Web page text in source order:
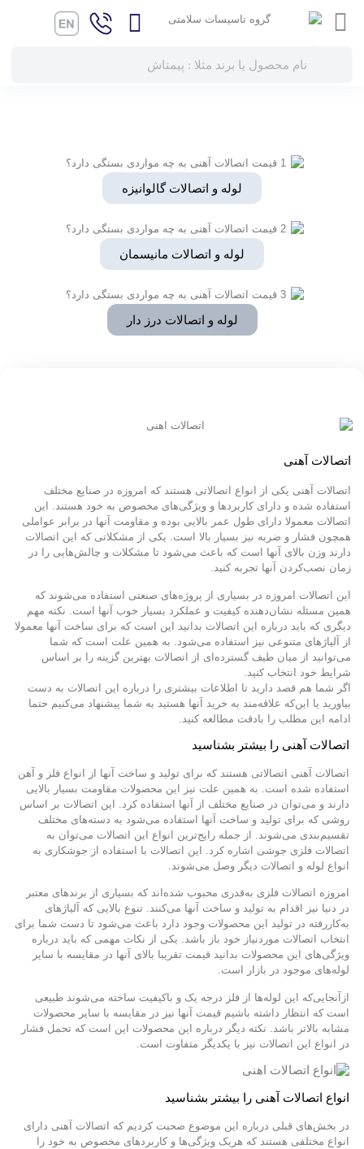
لوله و اتصالات گالوانیزه
لوله و اتصالات مانیسمان
لوله و اتصالات درز دار
اتصالات آهنی ​
اتصالات آهنی یکی از انواع اتصالاتی هستند که امروزه در صنایع مختلف
استفاده شده و دارای کاربردها و ویژگی‌های مخصوص به خود هستند. این
اتصالات معمولا دارای طول عمر بالایی بوده و مقاومت آنها در برابر عواملی
همچون فشار و ضربه نیز بسیار بالا است. یکی از مشکلاتی که این اتصالات
دارند وزن بالای آنها است که باعث می‌شود تا مشکلات و چالش‌هایی را در
زمان نصب‌کردن آنها تجربه کنید.
این اتصالات امروزه در بسیاری از پروژه‌های صنعتی استفاده می‌شوند که
همین مسئله نشان‌دهنده کیفیت و عملکرد بسیار خوب آنها است. نکته مهم
دیگری که باید درباره این اتصالات بدانید این است که برای ساخت آنها معمولا
از آلیاژهای متنوعی نیز استفاده می‌شود. به همین علت است که شما
می‌توانید از میان طیف گسترده‌ای از اتصالات بهترین گزینه را بر اساس
شرایط خود انتخاب کنید.
اگر شما هم قصد دارید تا اطلاعات بیشتری را درباره این اتصالات به دست
بیاورید یا این‌که علاقه‌مند به خرید آنها هستید به شما پیشنهاد می‌کنیم حتما
ادامه این مطلب را بادقت مطالعه کنید.
اتصالات آهنی را بیشتر بشناسید
اتصالات آهنی اتصالاتی هستند که برای تولید و ساخت آنها از انواع فلز و آهن
استفاده شده است. به همین علت نیز این محصولات مقاومت بسیار بالایی
دارند و می‌توان در صنایع مختلف از آنها استفاده کرد. این اتصالات بر اساس
روشی که برای تولید و ساخت آنها استفاده می‌شود به دسته‌های مختلف
تقسیم‌بندی می‌شوند. از جمله رایج‌ترین انواع این اتصالات می‌توان به
اتصالات فلزی جوشی اشاره کرد. این اتصالات با استفاده از جوشکاری به
انواع لوله و اتصالات دیگر وصل می‌شوند.
امروزه اتصالات فلزی به‌قدری محبوب شده‌اند که بسیاری از برندهای معتبر
در دنیا نیز اقدام به تولید و ساخت آنها می‌کنند. تنوع بالایی که آلیاژهای
به‌کاررفته در تولید این محصولات وجود دارد باعث می‌شود تا دست شما برای
انتخاب اتصالات موردنیاز خود باز باشد. یکی از نکات مهمی که باید درباره
ویژگی‌های این محصولات بدانید قیمت تقریبا بالای آنها در مقایسه با سایر
لوله‌های موجود در بازار است.
ازآنجایی‌که این لوله‌ها از فلز درجه یک و باکیفیت ساخته می‌شوند طبیعی
است که انتظار داشته باشیم قیمت آنها نیز در مقایسه با سایر محصولات
مشابه بالاتر باشد. نکته دیگر درباره این محصولات این است که تحمل فشار
در انواع این اتصالات نیز با یکدیگر متفاوت است.
انواع اتصالات آهنی را بیشتر بشناسید
در بخش‌های قبلی درباره این موضوع صحبت کردیم که اتصالات آهنی دارای
انواع مختلفی هستند که هریک ویژگی‌ها و کاربردهای مخصوص به خود را